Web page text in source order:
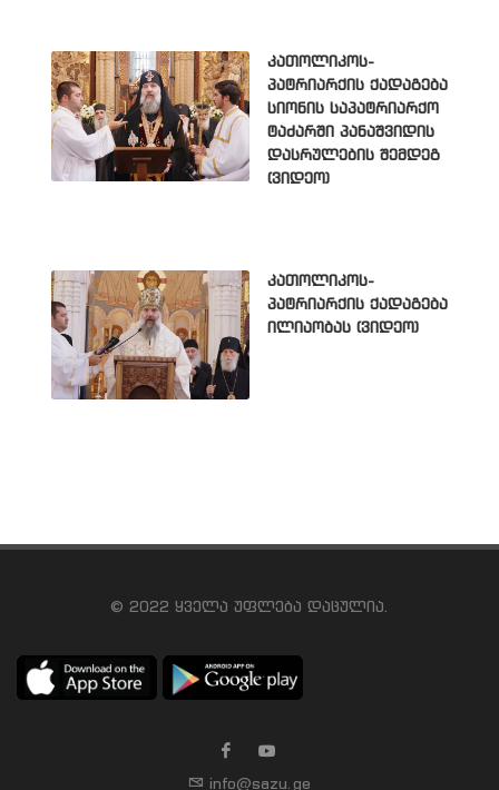
კათოლიკოს-
პატრიარქის ქადაგება
სიონის საპატრიარქო
ტაძარში პანაშვიდის
დასრულების შემდეგ
(ვიდეო)
კათოლიკოს-
პატრიარქის ქადაგება
ილიაობას (ვიდეო)
© 2022 ყველა უფლება დაცულია.
info@sazu.ge